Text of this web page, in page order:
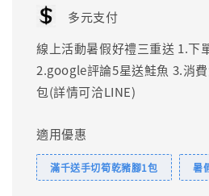
多元支付
線上活動暑假好禮三重送 1.下
2.google評論5星送鮭魚 3.消
包(詳情可洽LINE)
適用優惠
滿千送手切筍乾豬腳1包 暑